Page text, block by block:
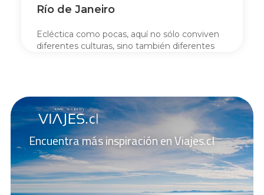
Río de Janeiro
Ecléctica como pocas, aquí no sólo conviven
diferentes culturas, sino también diferentes
Encuentra más inspiración en Viajes.cl